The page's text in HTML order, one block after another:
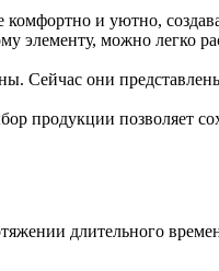
комфортно и уютно,
элементу, можно
Сейчас они
продукции позволяет
длительного